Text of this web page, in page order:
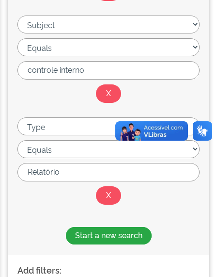
Start a new search
Add filters: